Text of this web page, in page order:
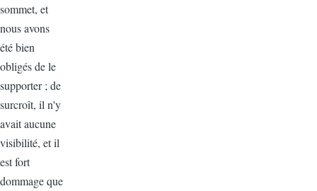
sommet, et
nous avons
été bien
obligés de le
supporter ; de
surcroît, il n'y
avait aucune
visibilité, et il
est fort
dommage que